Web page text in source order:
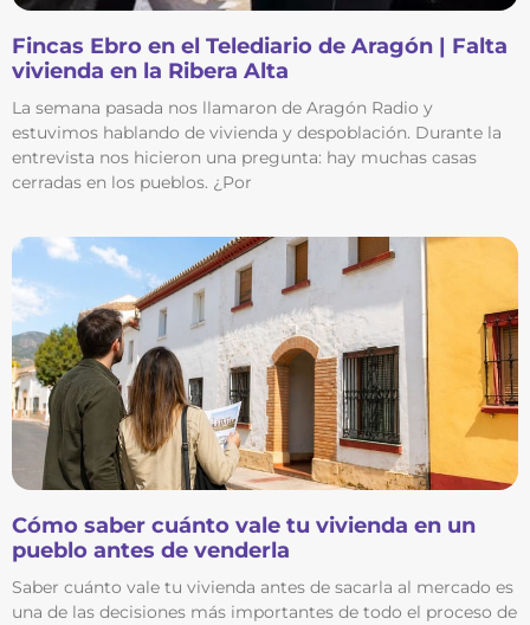
Fincas Ebro en el Telediario de Aragón | Falta
vivienda en la Ribera Alta
La semana pasada nos llamaron de Aragón Radio y
estuvimos hablando de vivienda y despoblación. Durante la
entrevista nos hicieron una pregunta: hay muchas casas
cerradas en los pueblos. ¿Por
Cómo saber cuánto vale tu vivienda en un
pueblo antes de venderla
Saber cuánto vale tu vivienda antes de sacarla al mercado es
una de las decisiones más importantes de todo el proceso de